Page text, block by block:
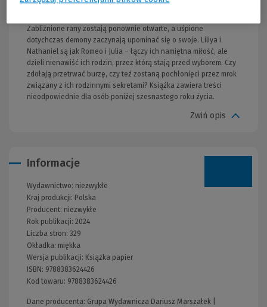
jego przeszłości, sprawiając, że ich relacja staje się jeszcze
Zabliźnione rany zostają ponownie otwarte, a uśpione
dotychczas demony zaczynają upominać się o swoje. Liliya i
Nathaniel są jak Romeo i Julia – łączy ich namiętna miłość, ale
dzieli nienawiść ich rodzin, przez którą stają przed wyborem. Czy
zdołają przetrwać burzę, czy też zostaną pochłonięci przez mrok
związany z ich rodzinnymi sekretami? Książka zawiera treści
nieodpowiednie dla osób poniżej szesnastego roku życia.
Zwiń opis
Informacje
Wydawnictwo: niezwykłe
Kraj produkcji: Polska
Producent: niezwykłe
Rok publikacji: 2024
Liczba stron: 329
Okładka: miękka
Wersja publikacji: Książka papier
ISBN: 9788383624426
Kod towaru: 9788383624426
Dane producenta: Grupa Wydawnicza Dariusz Marszałek |